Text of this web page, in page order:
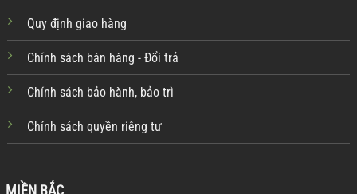
Quy định giao hàng
Chính sách bán hàng - Đổi trả
Chính sách bảo hành, bảo trì
Chính sách quyền riêng tư
MIỀN BẮC